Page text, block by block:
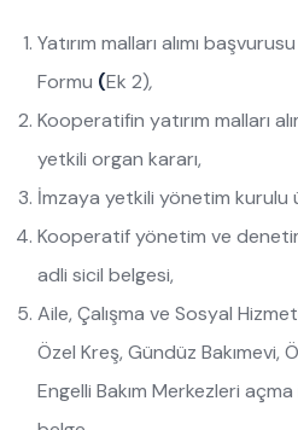
Yatırım malları alımı
Formu (Ek 2),
Kooperatifin yatırım malları
yetkili organ kararı,
İmzaya yetkili yönetim kurulu
Kooperatif yönetim ve
adli sicil belgesi,
Aile, Çalışma ve Sosyal
Özel Kreş, Gündüz Bakımevi,
Engelli Bakım Merkezleri